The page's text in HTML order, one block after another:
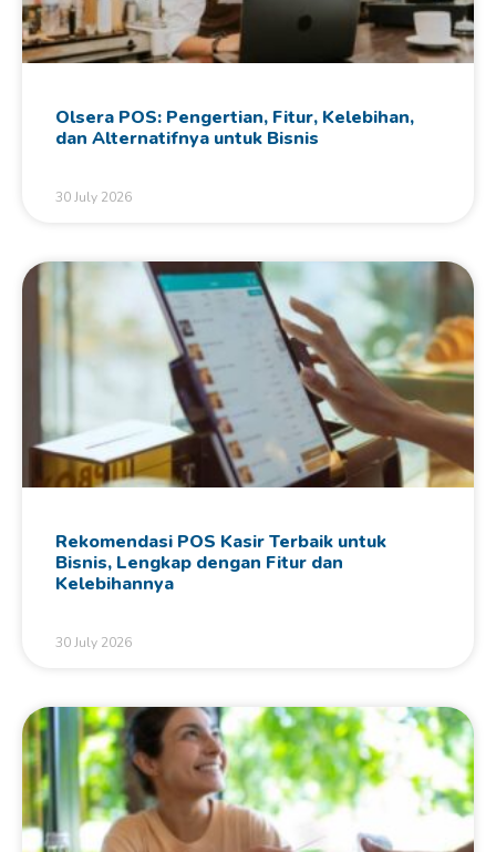
Olsera POS: Pengertian, Fitur, Kelebihan,
dan Alternatifnya untuk Bisnis
30 July 2026
Rekomendasi POS Kasir Terbaik untuk
Bisnis, Lengkap dengan Fitur dan
Kelebihannya
30 July 2026